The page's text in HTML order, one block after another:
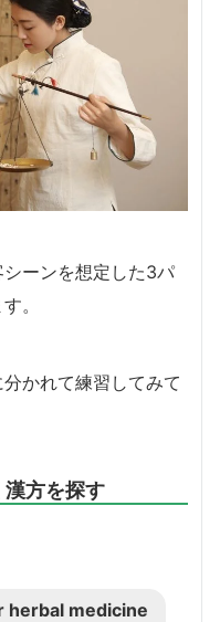
ーンを想定した3パ
。
かれて練習してみて
方を探す
herbal medicine